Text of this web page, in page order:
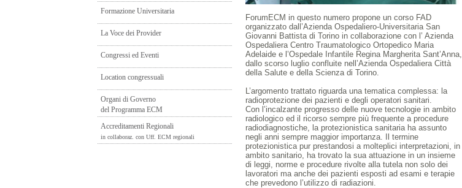
Formazione Universitaria
La Voce dei Provider
Congressi ed Eventi
Location congressuali
Organi di Governo
del Programma ECM
Accreditamenti Regionali
in collaboraz. con Uff. ECM regionali
ForumECM in questo numero propone un corso FAD
organizzato dall’Azienda Ospedaliero-Universitaria San
Giovanni Battista di Torino in collaborazione con l’ Azienda
Ospedaliera Centro Traumatologico Ortopedico Maria
Adelaide e l’Ospedale Infantile Regina Margherita Sant’Anna,
dallo scorso luglio confluite nell’Azienda Ospedaliera Città
della Salute e della Scienza di Torino.
L’argomento trattato riguarda una tematica complessa: la
radioprotezione dei pazienti e degli operatori sanitari.
Con l’incalzante progresso delle nuove tecnologie in ambito
radiologico ed il ricorso sempre più frequente a procedure
radiodiagnostiche, la protezionistica sanitaria ha assunto
negli anni sempre maggior importanza. Il termine
protezionistica pur prestandosi a molteplici interpretazioni, in
ambito sanitario, ha trovato la sua attuazione in un insieme
di leggi, norme e procedure rivolte alla tutela non solo dei
lavoratori ma anche dei pazienti esposti ad esami e terapie
che prevedono l’utilizzo di radiazioni.